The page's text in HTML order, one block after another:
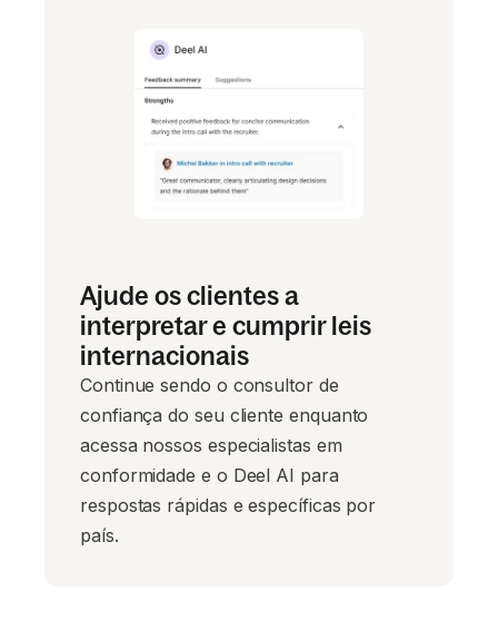
Ajude os clientes a
interpretar e cumprir leis
internacionais
Continue sendo o consultor de
confiança do seu cliente enquanto
acessa nossos especialistas em
conformidade e o Deel AI para
respostas rápidas e específicas por
país.